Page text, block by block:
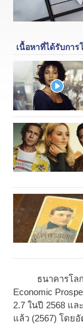
ธนาคารโลก เ
Economic
2.7 ในปี 2568 แ
แล้ว (2567) โดย